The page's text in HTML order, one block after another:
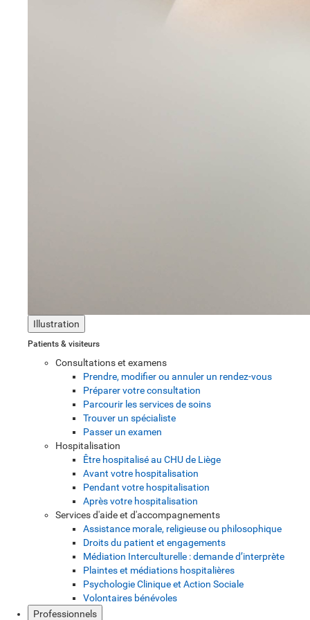
Illustration
Patients & visiteurs
Consultations et examens
Prendre, modifier ou annuler un rendez-vous
Préparer votre consultation
Parcourir les services de soins
Trouver un spécialiste
Passer un examen
Hospitalisation
Être hospitalisé au CHU de Liège
Avant votre hospitalisation
Pendant votre hospitalisation
Après votre hospitalisation
Services d'aide et d'accompagnements
Assistance morale, religieuse ou philosophique
Droits du patient et engagements
Médiation Interculturelle : demande d’interprète
Plaintes et médiations hospitalières
Psychologie Clinique et Action Sociale
Volontaires bénévoles
Professionnels